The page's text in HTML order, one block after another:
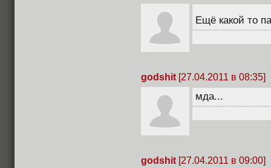
Ещё какой то
godshit [27.04.2011 в 08:35]
мда...
godshit [27.04.2011 в 09:00]